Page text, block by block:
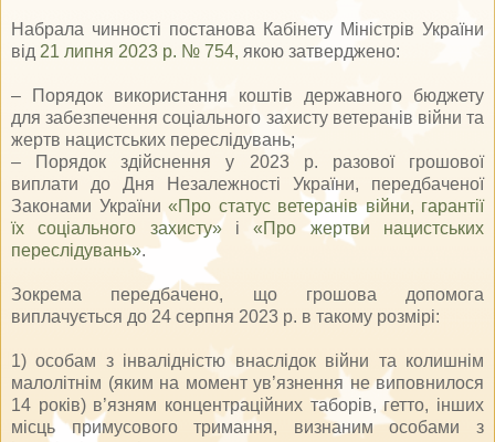
Набрала чинності постанова Кабінету Міністрів України
від 21 липня 2023 р. № 754, якою затверджено:
– Порядок використання коштів державного бюджету
для забезпечення соціального захисту ветеранів війни та
жертв нацистських переслідувань;
– Порядок здійснення у 2023 р. разової грошової
виплати до Дня Незалежності України, передбаченої
Законами України «Про статус ветеранів війни, гарантії
їх соціального захисту»і«Про жертви нацистських
переслідувань».
Зокрема передбачено, що грошова допомога
виплачується до 24 серпня 2023 р. в такому розмірі:
1) особам з інвалідністю внаслідок війни та колишнім
малолітнім (яким на момент ув’язнення не виповнилося
14 років) в’язням концентраційних таборів, гетто, інших
місць примусового тримання, визнаним особами з